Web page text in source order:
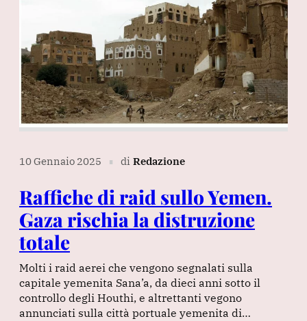
10 Gennaio 2025 ∎ di Redazione
Raffiche di raid sullo Yemen.
Gaza rischia la distruzione
totale
Molti i raid aerei che vengono segnalati sulla
capitale yemenita Sana’a, da dieci anni sotto il
controllo degli Houthi, e altrettanti vegono
annunciati sulla città portuale yemenita di…